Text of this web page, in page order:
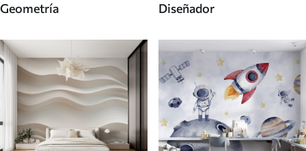
Geometría Diseñador